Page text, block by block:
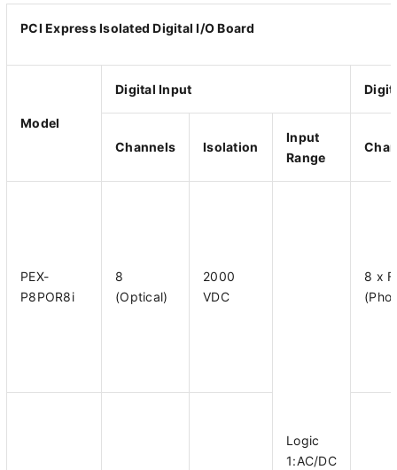
PCI Express Isolated Digital I/O Board
Model
Digital Input
Channels Isolation
Input
Range
PEX-
P8POR8i
8
(Optical)
2000
VDC
Logic
1:AC/DC
8 x